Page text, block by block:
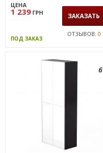
ЦЕНА
1 239 ГРН ЗАКАЗАТЬ
ПОД ЗАКАЗ
ОТЗЫВОВ: 0
6